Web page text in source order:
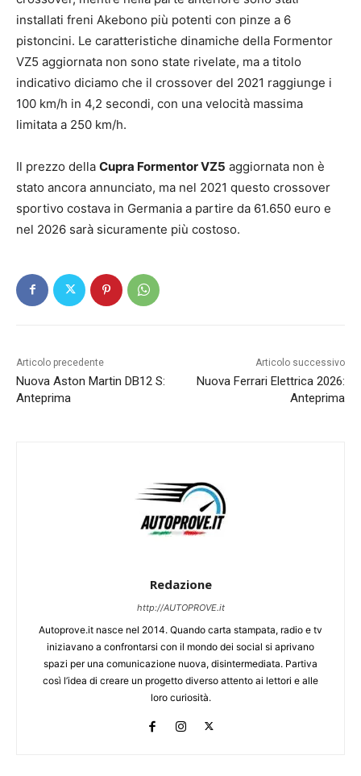
installati freni Akebono più potenti con pinze a 6
pistoncini. Le caratteristiche dinamiche della Formentor
VZ5 aggiornata non sono state rivelate, ma a titolo
indicativo diciamo che il crossover del 2021 raggiunge i
100 km/h in 4,2 secondi, con una velocità massima
limitata a 250 km/h.
Il prezzo della Cupra Formentor VZ5 aggiornata non è
stato ancora annunciato, ma nel 2021 questo crossover
sportivo costava in Germania a partire da 61.650 euro e
nel 2026 sarà sicuramente più costoso.
Articolo precedente
Nuova Aston Martin DB12 S:
Anteprima
Articolo successivo
Nuova Ferrari Elettrica 2026:
Anteprima
Redazione
http://AUTOPROVE.it
Autoprove.it nasce nel 2014. Quando carta stampata, radio e tv
iniziavano a confrontarsi con il mondo dei social si aprivano
spazi per una comunicazione nuova, disintermediata. Partiva
così l’idea di creare un progetto diverso attento ai lettori e alle
loro curiosità.